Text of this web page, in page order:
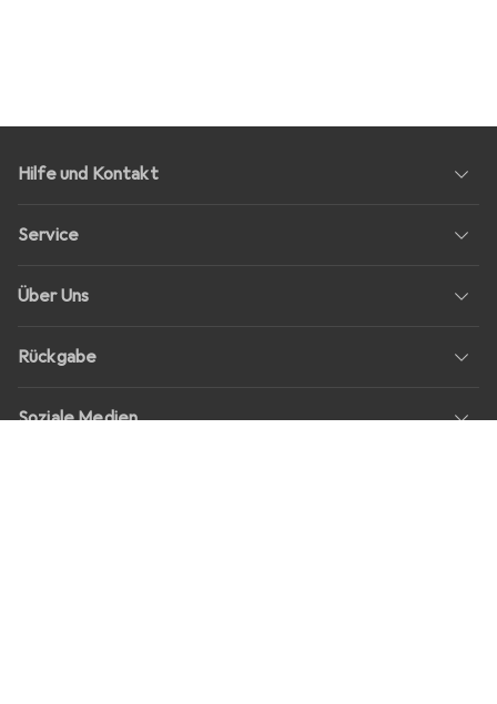
Hilfe und Kontakt
Service
Über Uns
Rückgabe
Soziale Medien